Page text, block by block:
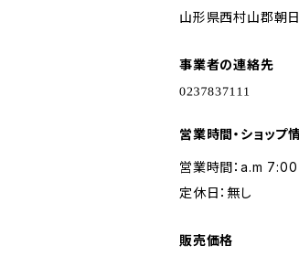
山形県西村山郡朝
事業者の連絡先
営業時間・ショップ
営業時間：a.m
定休日：無し
販売価格